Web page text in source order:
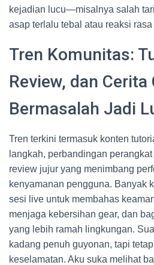
kejadian lucu—misalnya salah
asap terlalu tebal atau reaksi
Tren Komunitas:
Review, dan Cerita
Bermasalah Jadi
Tren terkini termasuk konten
langkah, perbandingan
review jujur yang menimbang
kenyamanan pengguna. Banyak
sesi live untuk membahas
menjaga kebersihan gear, dan
yang lebih ramah lingkungan.
kadang penuh guyonan, tapi
keselamatan. Aku suka melihat